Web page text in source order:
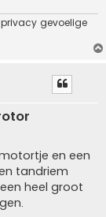
gevoelige
en een
tandriem
heel groot